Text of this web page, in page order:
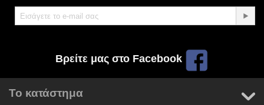
Βρείτε μας στο Facebook
Το κατάστημα